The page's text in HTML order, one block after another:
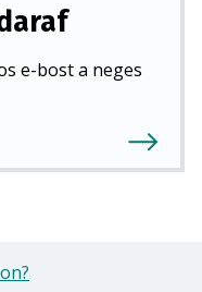
e-bost a neges